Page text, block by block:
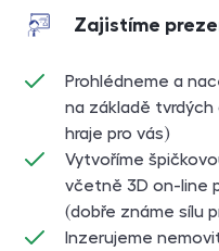
Zajistíme
Prohlédneme a
na základě
hraje pro vás)
Vytvoříme
včetně 3D on-line
(dobře známe sílu
Inzerujeme